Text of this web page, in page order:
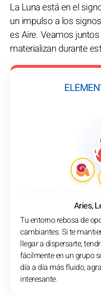
La Luna está en el
un impulso a los
es Aire. Veamos
materializan durante
Aries,
Tu entorno rebosa de
cambiantes. Si te
llegar a dispersarte,
fácilmente en un grupo
día a día más fluido,
interesante.